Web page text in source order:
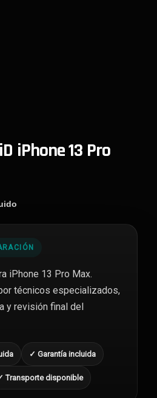
iPhone 13 Pro
iPhone 13 Pro Max.
técnicos especializados,
y revisión final del
✓ Garantía incluida
Transporte disponible